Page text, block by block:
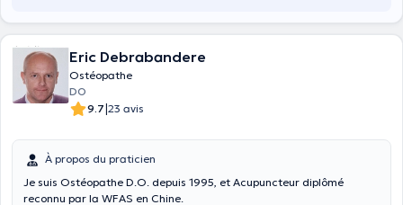
Eric Debrabandere
Ostéopathe
DO
9.7|23 avis
À propos du praticien
Je suis Ostéopathe D.O. depuis 1995, et Acupuncteur diplômé
reconnu par la WFAS en Chine.